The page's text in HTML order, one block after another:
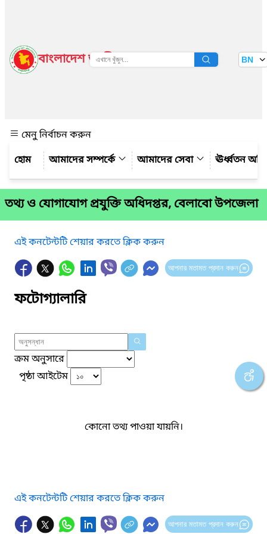
বাংলাদেশ জাতীয় তথ্য বাতায়ন BN
মেনু নির্বাচন করুন
আমাদের সম্পর্কে
আমাদের সেবা ঊর্ধ্বতন
তথ্য ও যোগাযোগ প্রযুক্তি অধিদপ্তর, বেলাবো উপজেলা
এই কনটেন্টটি শেয়ার করতে ক্লিক করুন
আপনার মতামত প্রদান করুন
ফটোগ্যালারি
ক্রম অনুসারে
পৃষ্ঠা আইটেম
কোনো তথ্য পাওয়া যায়নি।
এই কনটেন্টটি শেয়ার করতে ক্লিক করুন
আপনার মতামত প্রদান করুন